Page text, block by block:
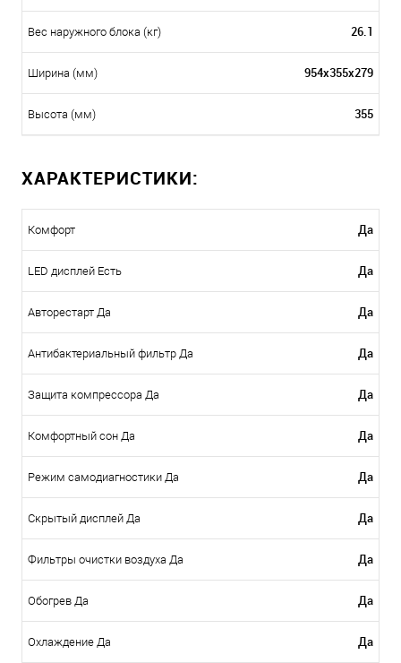
Вес наружного блока (кг) 26.1
Ширина (мм) 954х355х279
Высота (мм) 355
ХАРАКТЕРИСТИКИ:
Комфорт Да
LED дисплей Есть Да
Авторестарт Да Да
Антибактериальный фильтр Да Да
Защита компрессора Да Да
Комфортный сон Да Да
Режим самодиагностики Да Да
Скрытый дисплей Да Да
Фильтры очистки воздуха Да Да
Обогрев Да Да
Охлаждение Да Да